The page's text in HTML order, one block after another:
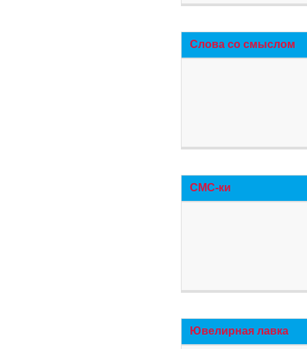
Слова со смыслом
СМС-ки
Ювелирная лавка